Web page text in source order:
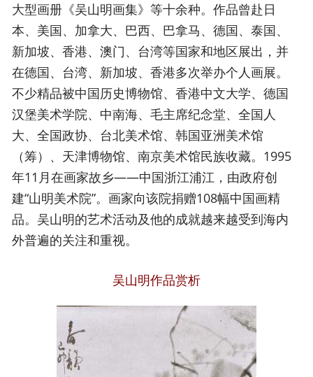
大型画册《吴山明画集》等十余种。作品曾赴日
本、美国、加拿大、巴西、巴拿马、德国、泰国、
新加坡、香港、澳门、台湾等国家和地区展出，并
在德国、台湾、新加坡、香港多次举办个人画展。
不少精品被中国历史博物馆、香港中文大学、德国
汉堡美术学院、中南海、毛主席纪念堂、全国人
大、全国政协、台北美术馆、韩国亚洲美术馆
（筹）、天津博物馆、南京美术馆民族收藏。1995
年11月在画家故乡——中国浙江浦江，由政府创
建“山明美术院”。画家向该院捐赠108幅中国画精
品。吴山明的艺术活动及他的成就越来越受到海内
外普遍的关注和重视。
吴山明作品赏析